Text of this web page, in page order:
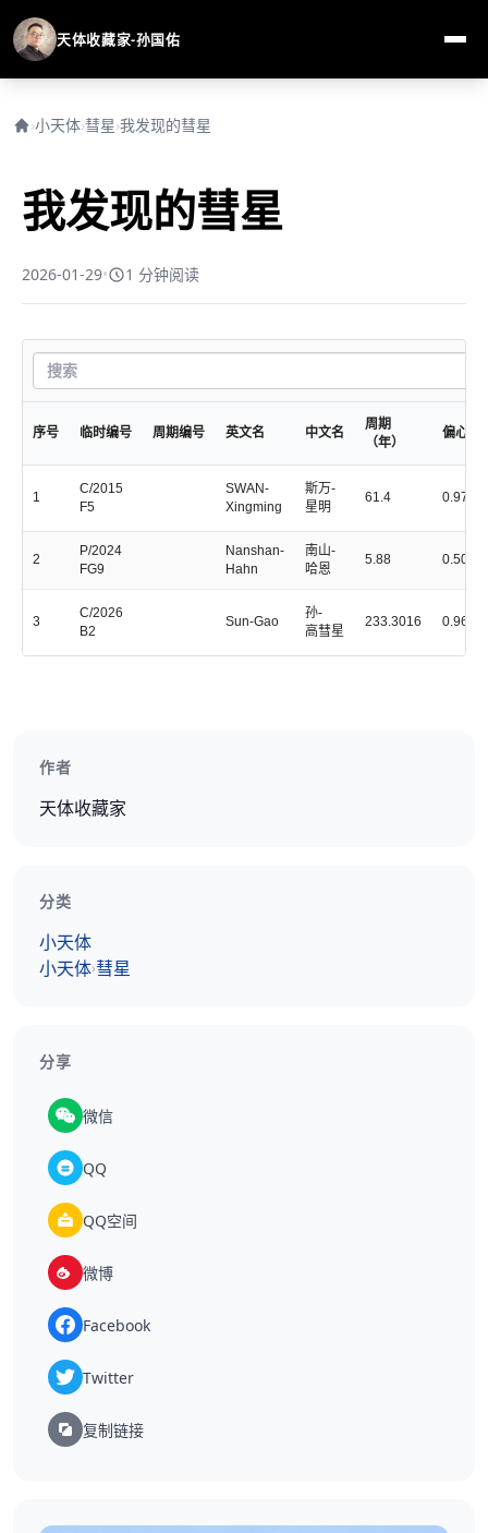
天体收藏家-孙国佑
›小天体›彗星›我发现的彗星
我发现的彗星
2026-01-29• 1 分钟阅读
序号 临时编号 周期编号 英文名 中文名
周期
（年）
偏心率
1
C/2015
F5
SWAN-
Xingming
斯万-
星明
61.4
2
P/2024
FG9
Nanshan-
Hahn
南山-
哈恩
5.88
3
C/2026
B2
Sun-Gao
孙-
高彗星
233.3016
作者
天体收藏家
分类
小天体
小天体›彗星
分享
微信
QQ
QQ空间
微博
Facebook
Twitter
复制链接